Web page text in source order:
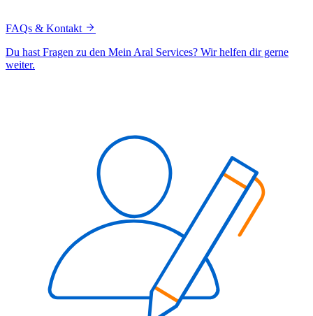
FAQs & Kontakt
Du hast Fragen zu den Mein Aral Services? Wir helfen dir gerne
weiter.